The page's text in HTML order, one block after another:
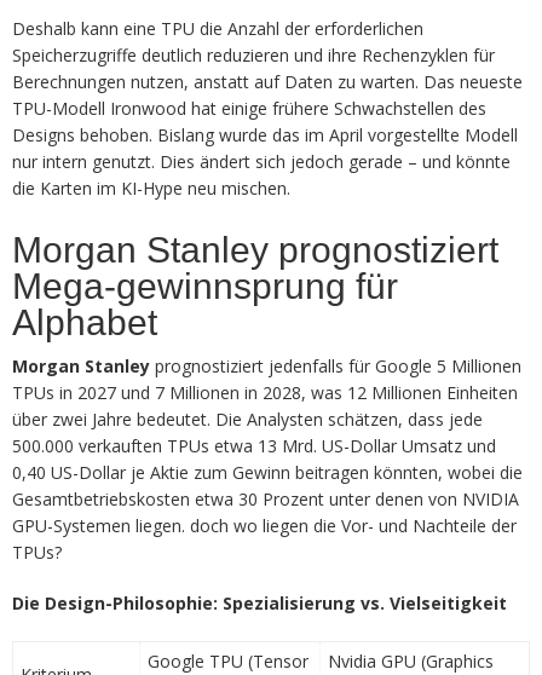
Deshalb kann eine TPU die Anzahl der erforderlichen
Speicherzugriffe deutlich reduzieren und ihre Rechenzyklen für
Berechnungen nutzen, anstatt auf Daten zu warten. Das neueste
TPU-Modell Ironwood hat einige frühere Schwachstellen des
Designs behoben. Bislang wurde das im April vorgestellte Modell
nur intern genutzt. Dies ändert sich jedoch gerade – und könnte
die Karten im KI-Hype neu mischen.
Morgan Stanley prognostiziert
Mega-gewinnsprung für
Alphabet
Morgan Stanley prognostiziert jedenfalls für Google 5 Millionen
TPUs in 2027 und 7 Millionen in 2028, was 12 Millionen Einheiten
über zwei Jahre bedeutet. Die Analysten schätzen, dass jede
500.000 verkauften TPUs etwa 13 Mrd. US-Dollar Umsatz und
0,40 US-Dollar je Aktie zum Gewinn beitragen könnten, wobei die
Gesamtbetriebskosten etwa 30 Prozent unter denen von NVIDIA
GPU-Systemen liegen. doch wo liegen die Vor- und Nachteile der
TPUs?
Die Design-Philosophie: Spezialisierung vs. Vielseitigkeit
Google TPU (Tensor Nvidia GPU (Graphics